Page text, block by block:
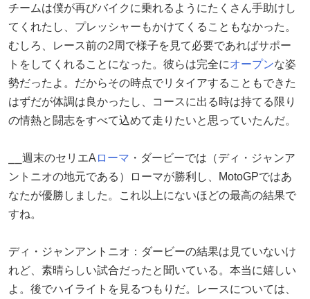
チームは僕が再びバイクに乗れるようにたくさん手助けし
てくれたし、プレッシャーもかけてくることもなかった。
むしろ、レース前の2周で様子を見て必要であればサポー
トをしてくれることになった。彼らは完全にオープンな姿
勢だったよ。だからその時点でリタイアすることもできた
はずだが体調は良かったし、コースに出る時は持てる限り
の情熱と闘志をすべて込めて走りたいと思っていたんだ。
⎯⎯週末のセリエA ローマ ・ダービーでは（ディ・ジャンア
ントニオの地元である）ローマが勝利し、MotoGPではあ
なたが優勝しました。これ以上にないほどの最高の結果で
すね。
ディ・ジャンアントニオ：ダービーの結果は見ていないけ
れど、素晴らしい試合だったと聞いている。本当に嬉しい
よ。後でハイライトを見るつもりだ。レースについては、